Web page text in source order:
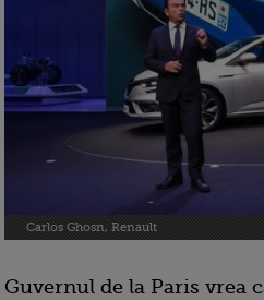
Carlos Ghosn, Renault
Guvernul de la Paris vrea